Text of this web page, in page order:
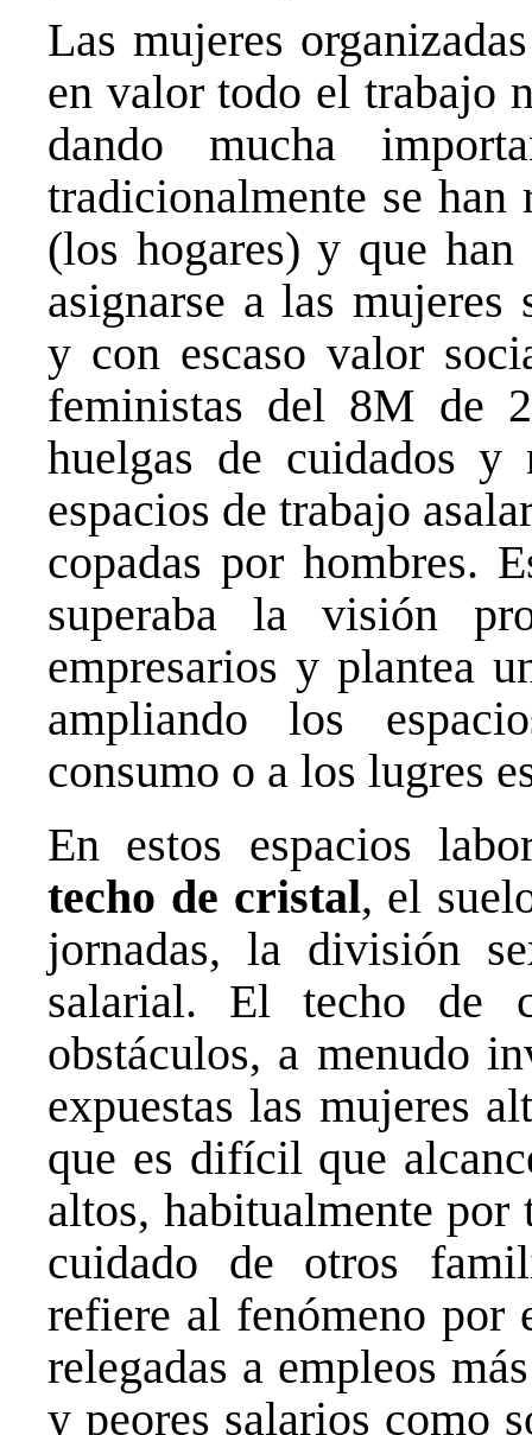
Las mujeres
en valor todo el trabajo
dando mucha
tradicionalmente se han
(los hogares) y que
asignarse a las
y con escaso valor
feministas del 8M de
huelgas de cuidados
espacios de trabajo
copadas por hombres.
superaba la visión
empresarios y plantea
ampliando los
consumo o a los lugres
En estos espacios
techo de cristal, el
jornadas, la división
salarial. El techo de
obstáculos, a menudo
expuestas las mujeres
que es difícil que
altos, habitualmente
cuidado de otros
refiere al fenómeno por
relegadas a empleos
y peores salarios como